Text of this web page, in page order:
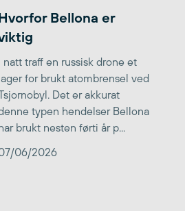
Bellona er
I natt traff en russisk drone et
lager for brukt atombrensel ved
Det er akkurat
typen hendelser Bellona
har brukt nesten førti år p...
06/2026